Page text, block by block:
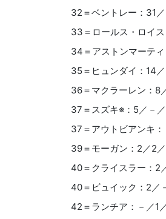
32＝ベントレー：31／
33＝ロールス・ロイ
34＝アストンマーティ
35＝ヒュンダイ：14／
36＝マクラーレン：8
37＝スズキ※：5／－／
37＝アウトビアンキ：
39＝モーガン：2／2／
40＝クライスラー：2
40＝ビュイック：2／
42＝ランチア：－／1／